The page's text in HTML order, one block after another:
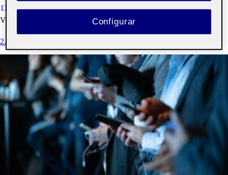
13 ABRIL, 2021 DANIEL JOSE BORDOY COMPANY
VISIBILITAT: PÚBLIC
2. ENS ORGANITZEM I ESTRUCTUREM EL PROJECTE!
Configurar